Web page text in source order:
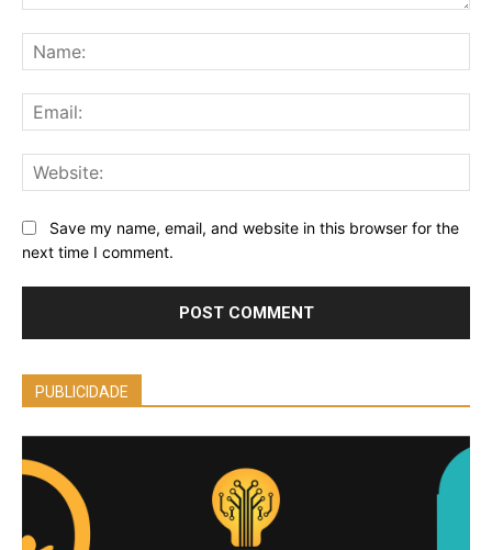
Save my name, email, and website in this browser for the
next time I comment.
PUBLICIDADE